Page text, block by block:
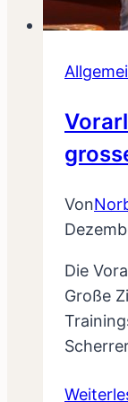
Von
Die
Große